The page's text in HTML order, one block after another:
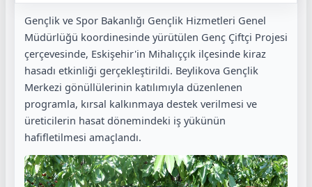
Gençlik ve Spor Bakanlığı Gençlik Hizmetleri Genel
Müdürlüğü koordinesinde yürütülen Genç Çiftçi Projesi
çerçevesinde, Eskişehir'in Mihalıççık ilçesinde kiraz
hasadı etkinliği gerçekleştirildi. Beylikova Gençlik
Merkezi gönüllülerinin katılımıyla düzenlenen
programla, kırsal kalkınmaya destek verilmesi ve
üreticilerin hasat dönemindeki iş yükünün
hafifletilmesi amaçlandı.